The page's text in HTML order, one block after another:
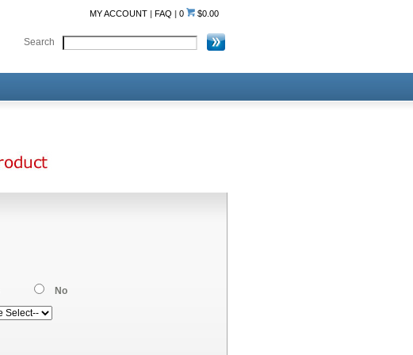
MY ACCOUNT | FAQ |0 $0.00
Search
No